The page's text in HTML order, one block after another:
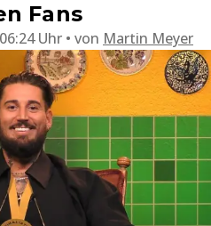
Fans
Uhr von Martin Meyer